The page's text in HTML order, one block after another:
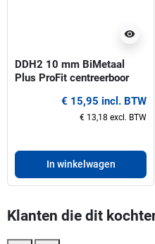
visibility
DDH2 10 mm BiMetaal
Plus ProFit centreerboor
€ 15,95 incl. BTW
€ 13,18 excl. BTW
In winkelwagen
Klanten die dit